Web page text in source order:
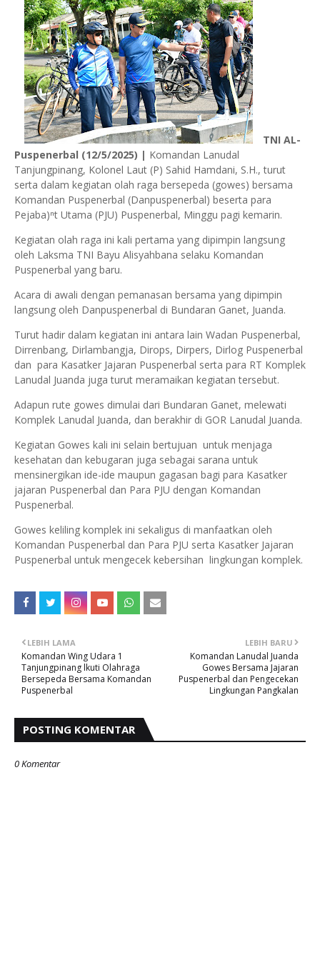
TNI AL-
Puspenerbal (12/5/2025) | Komandan Lanudal
Tanjungpinang, Kolonel Laut (P) Sahid Hamdani, S.H., turut
serta dalam kegiatan olah raga bersepeda (gowes) bersama
Komandan Puspenerbal (Danpuspenerbal) beserta para
Pejaba)ⁿt Utama (PJU) Puspenerbal, Minggu pagi kemarin.
Kegiatan olah raga ini kali pertama yang dipimpin langsung
oleh Laksma TNI Bayu Alisyahbana selaku Komandan
Puspenerbal yang baru.
Acara di awali dengan pemanasan bersama yang dipimpin
langsung oleh Danpuspenerbal di Bundaran Ganet, Juanda.
Turut hadir dalam kegiatan ini antara lain Wadan Puspenerbal,
Dirrenbang, Dirlambangja, Dirops, Dirpers, Dirlog Puspenerbal
dan para Kasatker Jajaran Puspenerbal serta para RT Komplek
Lanudal Juanda juga turut meramaikan kegiatan tersebut.
Adapun rute gowes dimulai dari Bundaran Ganet, melewati
Komplek Lanudal Juanda, dan berakhir di GOR Lanudal Juanda.
Kegiatan Gowes kali ini selain bertujuan untuk menjaga
kesehatan dan kebugaran juga sebagai sarana untuk
mensinergikan ide-ide maupun gagasan bagi para Kasatker
jajaran Puspenerbal dan Para PJU dengan Komandan
Puspenerbal.
Gowes keliling komplek ini sekaligus di manfaatkan oleh
Komandan Puspenerbal dan Para PJU serta Kasatker Jajaran
Puspenerbal untuk mengecek kebersihan lingkungan komplek.
LEBIH BARU
Komandan Lanudal Juanda
Gowes Bersama Jajaran
Puspenerbal dan Pengecekan
Lingkungan Pangkalan
LEBIH LAMA
Komandan Wing Udara 1
Tanjungpinang lkuti Olahraga
Bersepeda Bersama Komandan
Puspenerbal
POSTING KOMENTAR
0 Komentar